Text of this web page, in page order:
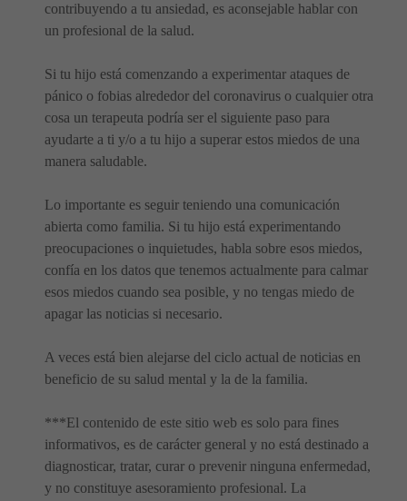
contribuyendo a tu ansiedad, es aconsejable hablar con
un profesional de la salud.
Si tu hijo está comenzando a experimentar ataques de
pánico o fobias alrededor del coronavirus o cualquier otra
cosa un terapeuta podría ser el siguiente paso para
ayudarte a ti y/o a tu hijo a superar estos miedos de una
manera saludable.
Lo importante es seguir teniendo una comunicación
abierta como familia. Si tu hijo está experimentando
preocupaciones o inquietudes, habla sobre esos miedos,
confía en los datos que tenemos actualmente para calmar
esos miedos cuando sea posible, y no tengas miedo de
apagar las noticias si necesario.
A veces está bien alejarse del ciclo actual de noticias en
beneficio de su salud mental y la de la familia.
***El contenido de este sitio web es solo para fines
informativos, es de carácter general y no está destinado a
diagnosticar, tratar, curar o prevenir ninguna enfermedad,
y no constituye asesoramiento profesional. La